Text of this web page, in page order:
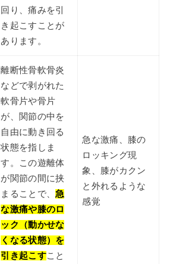
回り、痛みを引
き起こすことが
あります。
離断性骨軟骨炎
などで剥がれた
軟骨片や骨片
が、関節の中を
自由に動き回る
状態を指しま
す。この遊離体
が関節の間に挟
まることで、急
な激痛や膝のロ
ック（動かせな
くなる状態）を
引き起こすこと
急な激痛、膝の
ロッキング現
象、膝がカクン
と外れるような
感覚